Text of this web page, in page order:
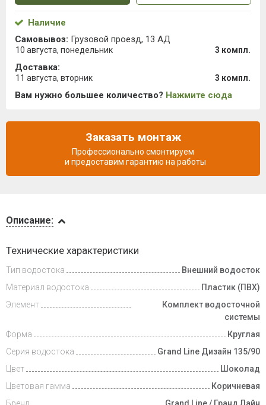
и оплата
Описание:
Технические характеристики
Тип водостока
Внешний водосток
Материал водостока
Пластик (ПВХ)
Элемент
Комплект водосточной
системы
Форма
Круглая
Серия водостока
Grand Line Дизайн 135/90
Цвет
Шоколад
Цветовая гамма
Коричневая
Наличие
Самовывоз: Грузовой проезд, 13 АД
10 августа, понедельник 3 компл.
Доставка:
11 августа, вторник 3 компл.
Вам нужно большее количество? Нажмите сюда
Заказать монтаж
Профессионально смонтируем
и предоставим гарантию на работы